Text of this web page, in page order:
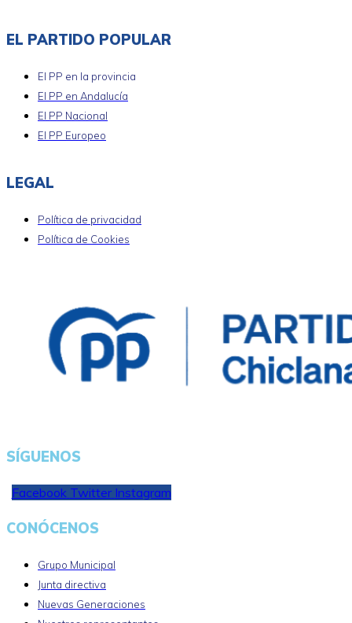
EL PARTIDO POPULAR
El PP en la provincia
El PP en Andalucía
El PP Nacional
El PP Europeo
LEGAL
Política de privacidad
Política de Cookies
SÍGUENOS
Facebook Twitter Instagram
CONÓCENOS
Grupo Municipal
Junta directiva
Nuevas Generaciones